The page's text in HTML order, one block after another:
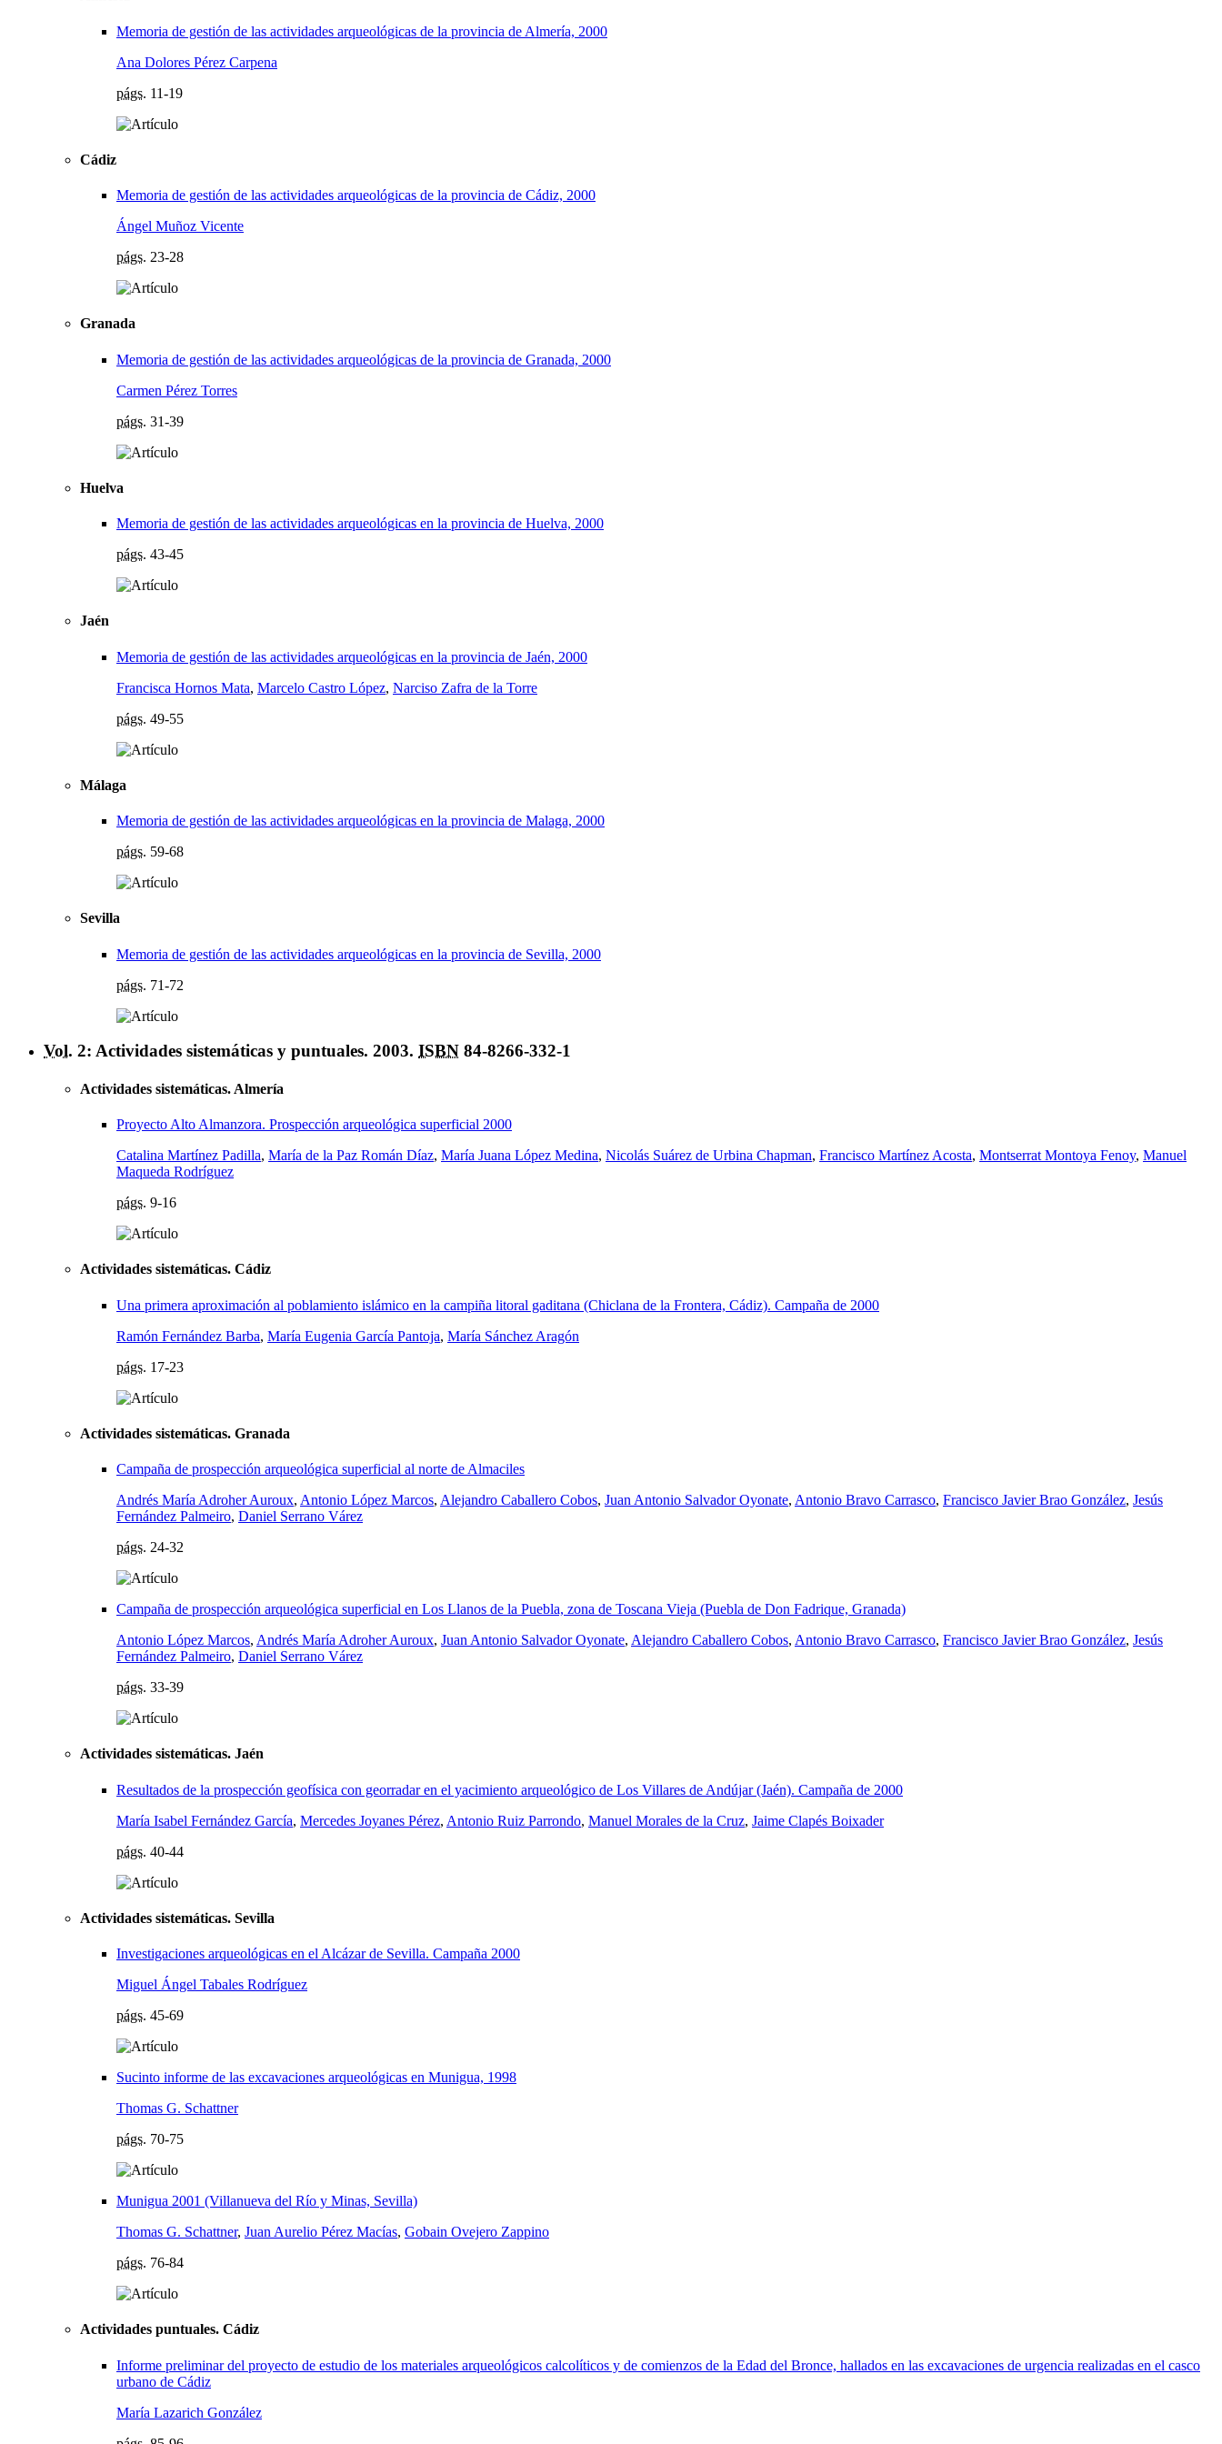
Memoria de gestión de las actividades arqueológicas de la provincia de Almería, 2000
Ana Dolores Pérez Carpena
págs. 11-19
Cádiz
Memoria de gestión de las actividades arqueológicas de la provincia de Cádiz, 2000
Ángel Muñoz Vicente
págs. 23-28
Granada
Memoria de gestión de las actividades arqueológicas de la provincia de Granada, 2000
Carmen Pérez Torres
págs. 31-39
Huelva
Memoria de gestión de las actividades arqueológicas en la provincia de Huelva, 2000
págs. 43-45
Jaén
Memoria de gestión de las actividades arqueológicas en la provincia de Jaén, 2000
Francisca Hornos Mata, Marcelo Castro López, Narciso Zafra de la Torre
págs. 49-55
Málaga
Memoria de gestión de las actividades arqueológicas en la provincia de Malaga, 2000
págs. 59-68
Sevilla
Memoria de gestión de las actividades arqueológicas en la provincia de Sevilla, 2000
págs. 71-72
Vol. 2: Actividades sistemáticas y puntuales. 2003. ISBN 84-8266-332-1
Actividades sistemáticas. Almería
Proyecto Alto Almanzora. Prospección arqueológica superficial 2000
Catalina Martínez Padilla, María de la Paz Román Díaz, María Juana López Medina, Nicolás Suárez de Urbina Chapman, Francisco Martínez Acosta, Montserrat Montoya Fenoy, Manuel
Maqueda Rodríguez
págs. 9-16
Actividades sistemáticas. Cádiz
Una primera aproximación al poblamiento islámico en la campiña litoral gaditana (Chiclana de la Frontera, Cádiz). Campaña de 2000
Ramón Fernández Barba, María Eugenia García Pantoja, María Sánchez Aragón
págs. 17-23
Actividades sistemáticas. Granada
Campaña de prospección arqueológica superficial al norte de Almaciles
Andrés María Adroher Auroux, Antonio López Marcos, Alejandro Caballero Cobos, Juan Antonio Salvador Oyonate, Antonio Bravo Carrasco, Francisco Javier Brao González, Jesús
Fernández Palmeiro, Daniel Serrano Várez
págs. 24-32
Campaña de prospección arqueológica superficial en Los Llanos de la Puebla, zona de Toscana Vieja (Puebla de Don Fadrique, Granada)
Antonio López Marcos, Andrés María Adroher Auroux, Juan Antonio Salvador Oyonate, Alejandro Caballero Cobos, Antonio Bravo Carrasco, Francisco Javier Brao González, Jesús
Fernández Palmeiro, Daniel Serrano Várez
págs. 33-39
Actividades sistemáticas. Jaén
Resultados de la prospección geofísica con georradar en el yacimiento arqueológico de Los Villares de Andújar (Jaén). Campaña de 2000
María Isabel Fernández García, Mercedes Joyanes Pérez, Antonio Ruiz Parrondo, Manuel Morales de la Cruz, Jaime Clapés Boixader
págs. 40-44
Actividades sistemáticas. Sevilla
Investigaciones arqueológicas en el Alcázar de Sevilla. Campaña 2000
Miguel Ángel Tabales Rodríguez
págs. 45-69
Sucinto informe de las excavaciones arqueológicas en Munigua, 1998
Thomas G. Schattner
págs. 70-75
Munigua 2001 (Villanueva del Río y Minas, Sevilla)
Thomas G. Schattner, Juan Aurelio Pérez Macías, Gobain Ovejero Zappino
págs. 76-84
Actividades puntuales. Cádiz
Informe preliminar del proyecto de estudio de los materiales arqueológicos calcolíticos y de comienzos de la Edad del Bronce, hallados en las excavaciones de urgencia realizadas en el casco
urbano de Cádiz
María Lazarich González